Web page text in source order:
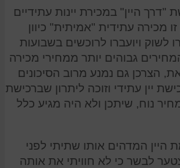
היין" במכירת יינות עתידיים
2017. אין זו מכירה עתידית "אמיתית" כיוון
לשוק ויועברו לרוכשים בשבועות
גבוהים יותר ממחירי מכירה
הצרכן גם נמנע מרוב הסיכונים
יין עתידי וזוכה ליתרון שברכישת
נוח, שיתכן ולא היה מגיע כלל
המדהים אותו שתיתי לפני
לבשר כי לא חוויתי את אותה